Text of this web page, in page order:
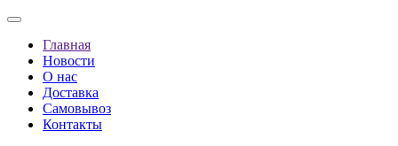
Главная
Новости
О нас
Доставка
Самовывоз
Контакты